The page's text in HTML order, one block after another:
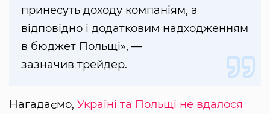
принесуть доходу компаніям, а
відповідно і додатковим надходженням
в бюджет Польщі», —
зазначив трейдер.
Нагадаємо, Україні та Польщі не вдалося